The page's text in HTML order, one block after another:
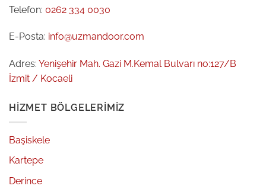
Telefon: 0262 334 0030
E-Posta: info@uzmandoor.com
Adres: Yenişehir Mah. Gazi M.Kemal Bulvarı no:127/B
İzmit / Kocaeli
HIZMET BÖLGELERIMIZ
Başiskele
Kartepe
Derince